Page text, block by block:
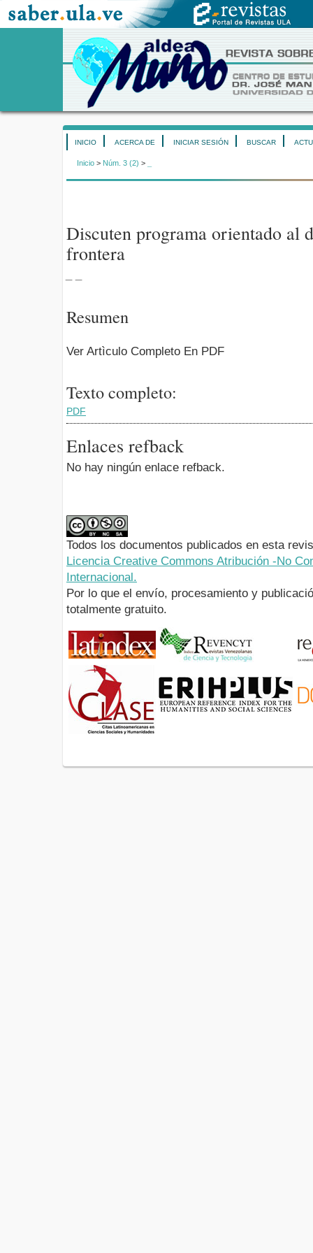
INICIO ACERCA DE INICIAR SESIÓN BUSCAR
Inicio > Núm. 3 (2) >
Discuten programa orientado al
frontera
Resumen
Ver Artìculo Completo En PDF
Texto completo:
PDF
Enlaces refback
No hay ningún enlace refback.
Todos los documentos publicados en esta
Licencia Creative Commons Atribución -No
Internacional.
Por lo que el envío, procesamiento y
totalmente gratuito.